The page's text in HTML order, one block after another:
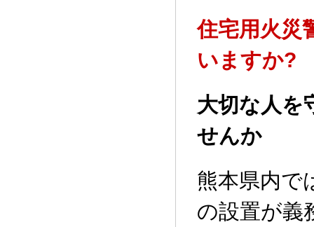
住宅用火災
いますか?
大切な人を
せんか
熊本県内で
の設置が義